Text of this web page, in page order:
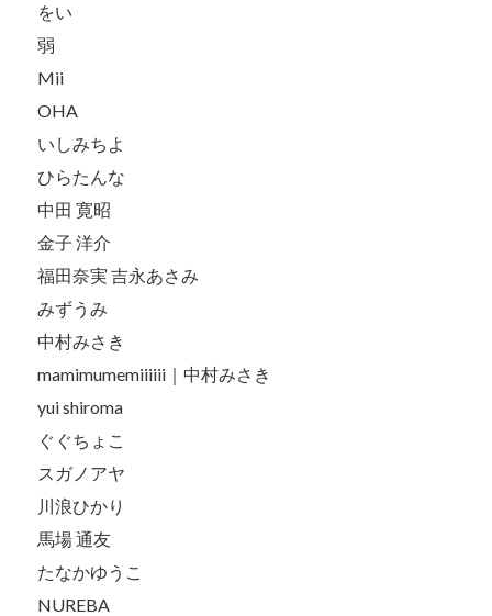
をい
弱
Mii
OHA
いしみちよ
ひらたんな
中田 寛昭
金子 洋介
福田奈実 吉永あさみ
みずうみ
中村みさき
mamimumemiiiiii｜中村みさき
yui shiroma
ぐぐちょこ
スガノアヤ
川浪ひかり
馬場 通友
たなかゆうこ
NUREBA